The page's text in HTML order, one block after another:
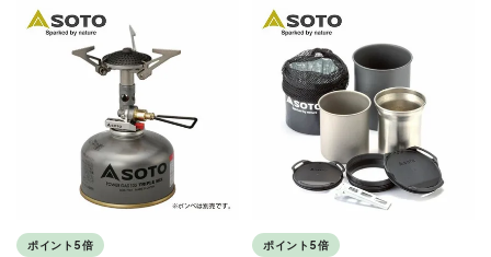
ポイント5倍 ポイント5倍